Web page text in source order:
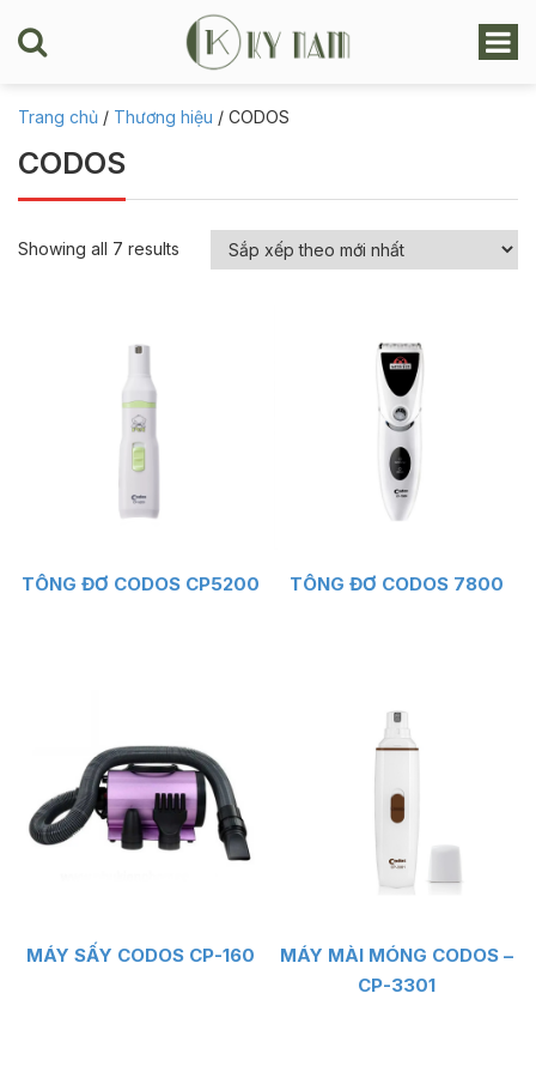
Trang chủ / Thương hiệu / CODOS
CODOS
Showing all 7 results
TÔNG ĐƠ CODOS CP5200 TÔNG ĐƠ CODOS 7800
MÁY SẤY CODOS CP-160
MÁY MÀI MÓNG CODOS –
CP-3301